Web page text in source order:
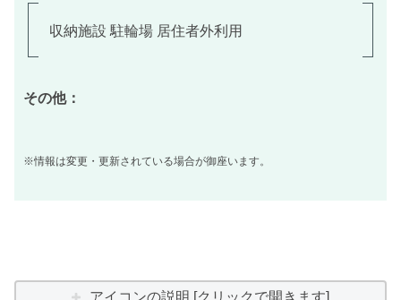
収納施設 駐輪場 居住者外利用
その他：
※情報は変更・更新されている場合が御座います。